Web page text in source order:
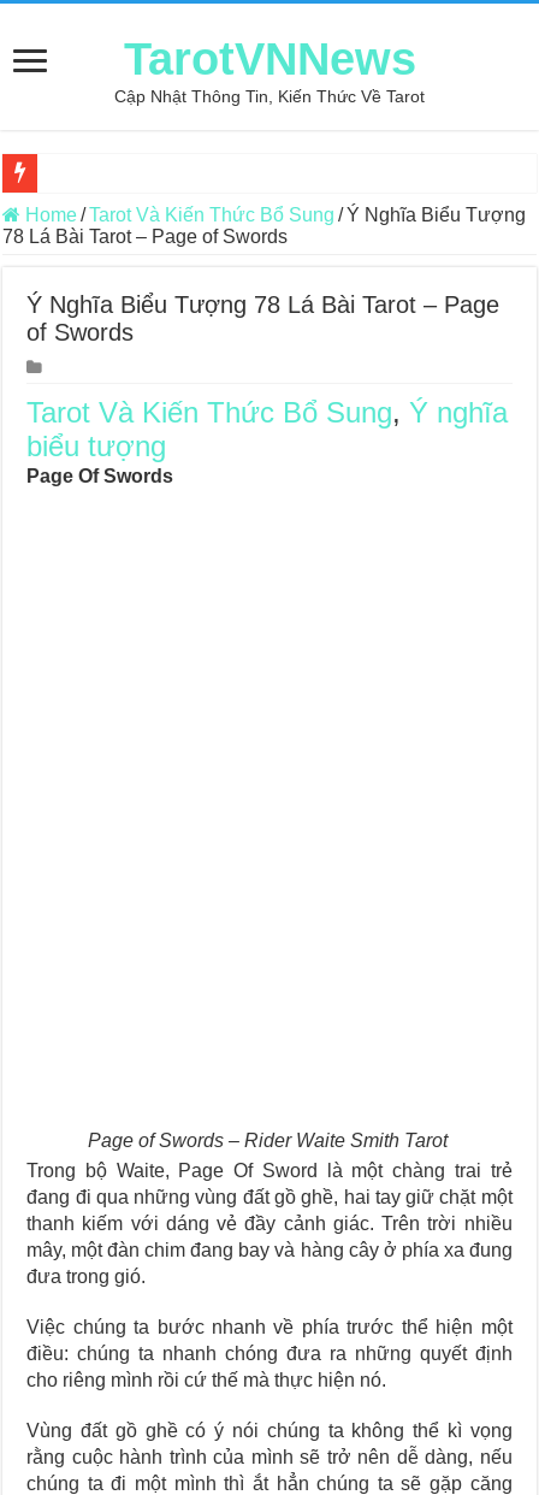
TarotVNNews
Cập Nhật Thông Tin, Kiến Thức Về Tarot
Review may áo thun tại xưởng may Dony
Top 5 Cuốn Sách Hướng Dẫn Đọc Bài Tarot Bằng Tiếng Việt
Konxari Cards – Trải Nghiệm Kết Nối Với Thế Giới Tâm Linh
Querent Tìm Đến Nhiều Tarot Reader Nhưng Không Thấy Thỏa
Journey Of Love Oracle – Lá Số 70: Heaven
Journey Of Love Oracle – Lá Số 69: Contemplation
Journey Of Love Oracle – Lá Số 68: Drop Into Your Heart
Home/Tarot Và Kiến Thức Bổ Sung /Ý Nghĩa Biểu Tượng
78 Lá Bài Tarot – Page of Swords
Ý Nghĩa Biểu Tượng 78 Lá Bài Tarot – Page
of Swords
Tarot Và Kiến Thức Bổ Sung,Ý nghĩa
biểu tượng
Page Of Swords
Page of Swords – Rider Waite Smith Tarot
Trong bộ Waite, Page Of Sword là một chàng trai trẻ
đang đi qua những vùng đất gồ ghề, hai tay giữ chặt một
thanh kiếm với dáng vẻ đầy cảnh giác. Trên trời nhiều
mây, một đàn chim đang bay và hàng cây ở phía xa đung
đưa trong gió.
Việc chúng ta bước nhanh về phía trước thể hiện một
điều: chúng ta nhanh chóng đưa ra những quyết định
cho riêng mình rồi cứ thế mà thực hiện nó.
Vùng đất gồ ghề có ý nói chúng ta không thể kì vọng
rằng cuộc hành trình của mình sẽ trở nên dễ dàng, nếu
chúng ta đi một mình thì ắt hẳn chúng ta sẽ gặp căng